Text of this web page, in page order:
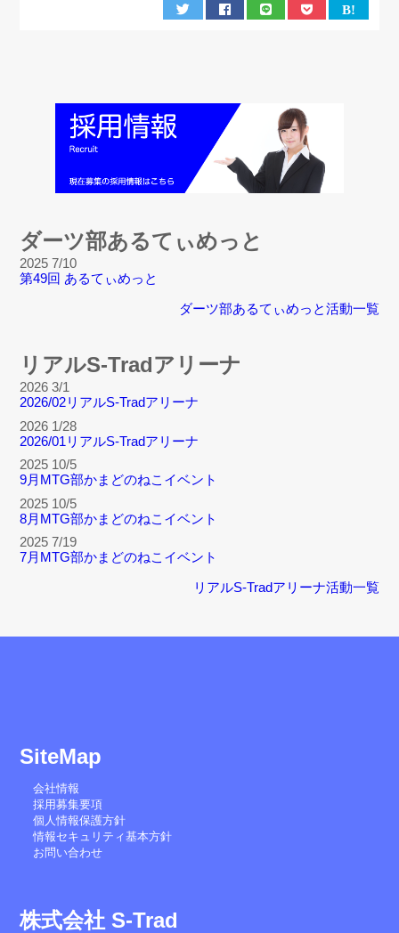
ダーツ部あるてぃめっと
2025 7/10
第49回 あるてぃめっと
ダーツ部あるてぃめっと活動一覧
リアルS-Tradアリーナ
2026 3/1
2026/02リアルS-Tradアリーナ
2026 1/28
2026/01リアルS-Tradアリーナ
2025 10/5
9月MTG部かまどのねこイベント
2025 10/5
8月MTG部かまどのねこイベント
2025 7/19
7月MTG部かまどのねこイベント
リアルS-Tradアリーナ活動一覧
SiteMap
会社情報
採用募集要項
個人情報保護方針
情報セキュリティ基本方針
お問い合わせ
株式会社 S-Trad